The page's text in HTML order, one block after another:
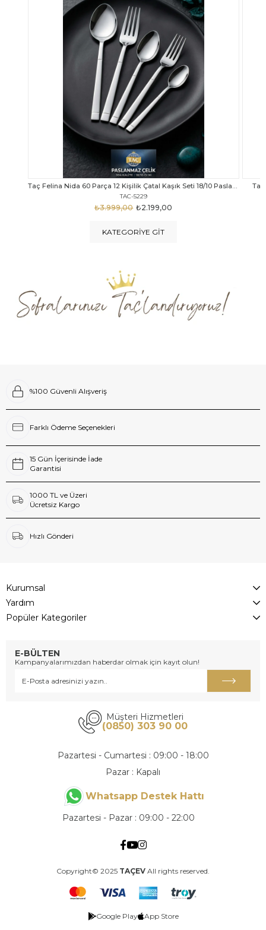
Taç Calista Tivoli 72 Parça 12 Kişilik Çatal Kaşık Bıçak Seti
TAC-5040
₺2.999,00
₺4.289,00
Taç
KATEGORIYE GIT
%100 Güvenli Alışveriş
Farklı Ödeme Seçenekleri
15 Gün İçerisinde İade
Garantisi
1000 TL ve Üzeri
Ücretsiz Kargo
Hızlı Gönderi
Kurumsal
Yardım
Popüler Kategoriler
E-BÜLTEN
Kampanyalarımızdan haberdar olmak için kayıt olun!
Müşteri Hizmetleri
(0850) 303 90 00
Pazartesi - Cumartesi : 09:00 - 18:00
Pazar : Kapalı
Whatsapp Destek Hattı
Pazartesi - Pazar : 09:00 - 22:00
Copyright© 2025 TAÇEV All rights reserved.
Google Play App Store